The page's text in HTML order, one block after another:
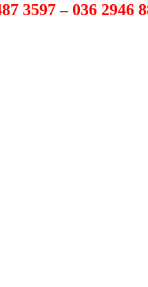
3597 – 036 2946